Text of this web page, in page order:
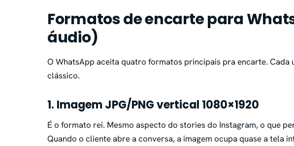
Formatos de encarte para
áudio)
O WhatsApp aceita quatro formatos principais pra encarte. Cada
clássico.
1. Imagem JPG/PNG vertical 1080×1920
É o formato rei. Mesmo aspecto do stories do Instagram, o que
Quando o cliente abre a conversa, a imagem ocupa quase a tela